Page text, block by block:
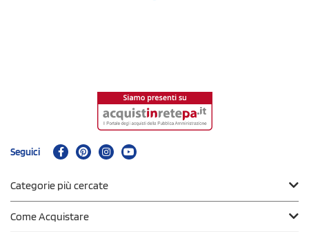
Seguici
Categorie più cercate
Come Acquistare